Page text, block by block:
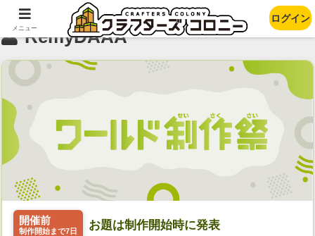
RemyDAAA
開催前
制作開始まで7日 お題は制作開始時に発表
メニュー
ログイン